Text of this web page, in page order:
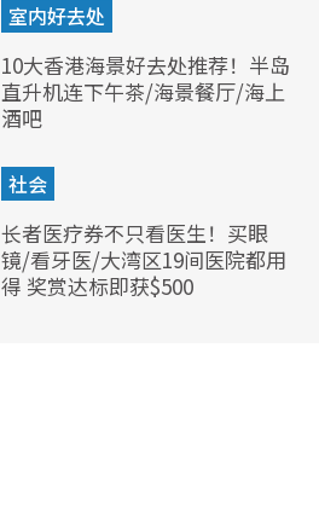
室内好去处
10大香港海景好去处推荐！半岛
直升机连下午茶/海景餐厅/海上
酒吧
社会
长者医疗券不只看医生！买眼
镜/看牙医/大湾区19间医院都用
得 奖赏达标即获$500